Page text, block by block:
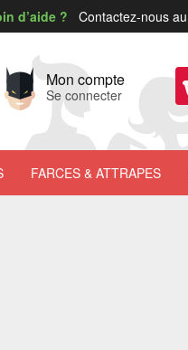
d’aide ? Contactez-nous au
Mon compte
Se connecter
FARCES & ATTRAPES